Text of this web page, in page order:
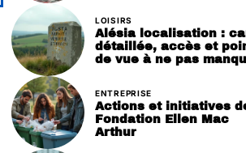
LOISIRS
Alésia localisation :
détaillée, accès et
de vue à ne pas
ENTREPRISE
Actions et initiatives
Fondation Ellen Mac
Arthur